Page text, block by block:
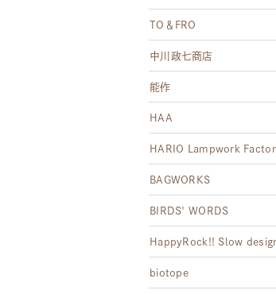
TO＆FRO
中川政七商店
能作
HAA
HARIO Lampwork
BAGWORKS
BIRDS' WORDS
HappyRock!! Slow
biotope